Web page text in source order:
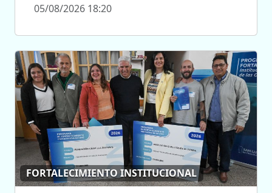
05/08/2026 18:20
FORTALECIMIENTO INSTITUCIONAL